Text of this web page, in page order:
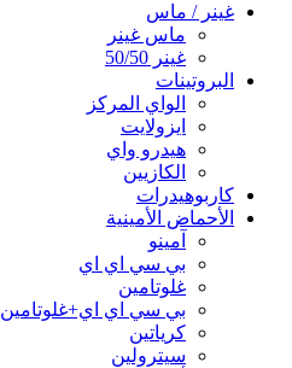
غينر / ماس
ماس غينر
غينر 50/50
البروتينات
الواي المركز
ايزولايت
هيدرو واي
الكازيين
كاربوهيدرات
الأحماض الأمينية
آمينو
بي سي اي اي
غلوتامين
بي سي اي اي+غلوتامين
كرياتين
سيترولين